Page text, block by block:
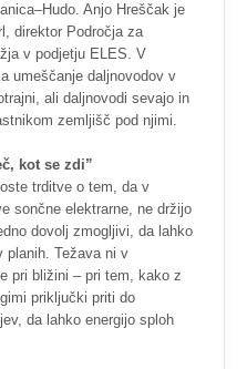
Anjo Hreščak je
direktor Področja za
v podjetju ELES. V
umeščanje daljnovodov v
ali daljnovodi sevajo in
zemljišč pod njimi.
kot se zdi”
trditve o tem, da v
sončne elektrarne, ne držijo
dovolj zmogljivi, da lahko
planih. Težava ni v
pri bližini – pri tem, kako z
priključki priti do
da lahko energijo sploh